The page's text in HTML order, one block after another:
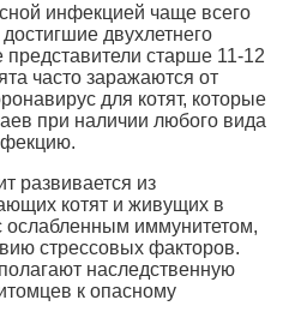
инфекцией чаще всего
двухлетнего
представители старше 11-12
часто заражаются от
для котят, которые
при наличии любого вида
развивается из
котят и живущих в
ослабленным иммунитетом,
стрессовых факторов.
наследственную
к опасному